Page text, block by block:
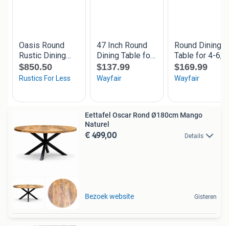
Eettafel Oscar Rond Ø180cm Mango
Naturel
€ 499,00 Details
Bezoek website Gisteren